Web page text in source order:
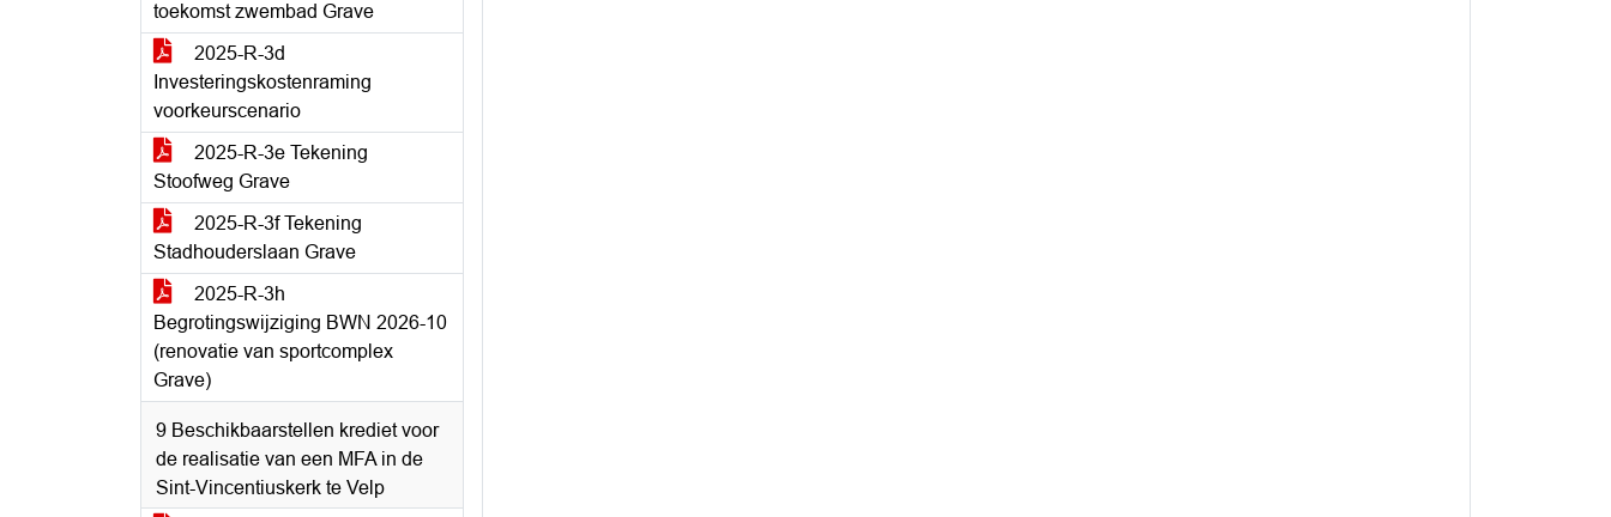
toekomst zwembad Grave
2025-R-3d
Investeringskostenraming
voorkeurscenario
2025-R-3e Tekening
Stoofweg Grave
2025-R-3f Tekening
Stadhouderslaan Grave
2025-R-3h
Begrotingswijziging BWN 2026-10
(renovatie van sportcomplex
Grave)
9 Beschikbaarstellen krediet voor
de realisatie van een MFA in de
Sint-Vincentiuskerk te Velp